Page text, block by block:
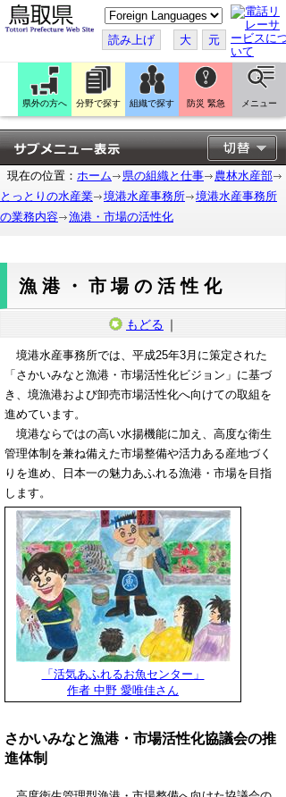
こ
の
ペ
ー
ジ
翻
訳
す
る
読み上げ 大 元
県外の方へ 分野で探す 組織で探す 防災 緊急 メニュー
現在の位置： ホーム 県の組織と仕事
農林水産部
とっとりの水産業
境港水産事務所
境港水産事務所
の業務内容
漁港・市場の活性化
漁港・市場の活性化
もどる ｜
境港水産事務所では、平成25年3月に策定された
「さかいみなと漁港・市場活性化ビジョン」に基づ
き、境漁港および卸売市場活性化へ向けての取組を
進めています。
境港ならではの高い水揚機能に加え、高度な衛生
管理体制を兼ね備えた市場整備や活力ある産地づく
りを進め、日本一の魅力あふれる漁港・市場を目指
します。
「活気あふれるお魚センター」
作者 中野 愛唯佳さん
さかいみなと漁港・市場活性化協議会の推
進体制